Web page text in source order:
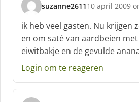
suzanne2611
s
c
h
r
e
e
:
10 april 2009
ik heb veel gasten. Nu krijgen
en om saté van aardbeien
eiwitbakje en de gevulde
Login om te reageren